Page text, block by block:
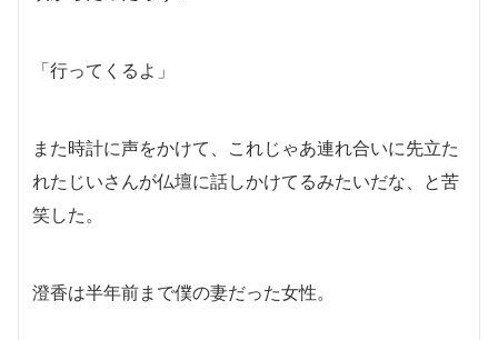
「行ってくるよ」
また時計に声をかけて、これじゃあ連れ合いに先立た
れたじいさんが仏壇に話しかけてるみたいだな、と苦
笑した。
澄香は半年前まで僕の妻だった女性。